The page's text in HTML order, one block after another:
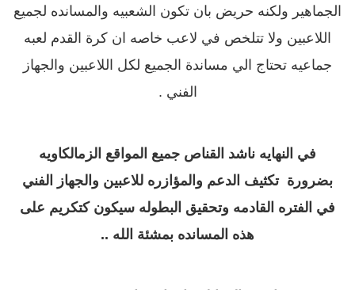
الجماهير ولكنه حريض بان تكون الشعبيه والمسانده لجميع
اللاعبين ولا تتلخص في لاعب خاصه ان كرة القدم لعبه
جماعيه تحتاج الي مساندة الجميع لكل اللاعبين والجهاز
الفني .
في النهايه ناشد القناص جميع المواقع الزمالكاويه
بضرورة تكثيف الدعم والمؤازره للاعبين والجهاز الفني
في الفتره القادمه وتحقيق البطوله سيكون كتكريم على
هذه المسانده بمشئة الله ..